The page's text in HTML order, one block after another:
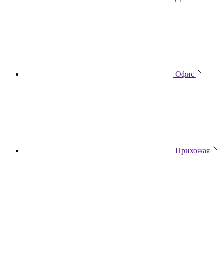
Офис
Прихожая